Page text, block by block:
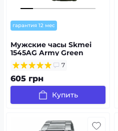
гарантия 12 мес
Мужские часы Skmei
1545AG Army Green
7
605 грн
Купить